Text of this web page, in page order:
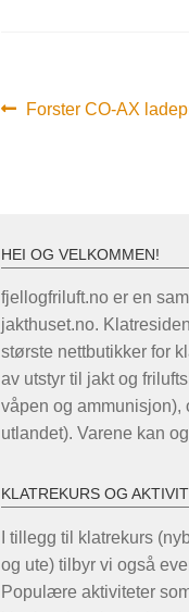
Forrige
Forster CO-AX
HEI OG VELKOMMEN!
fjellogfriluft.no er en
jakthuset.no.
største nettbutikker for
av utstyr til jakt og
våpen og ammunisjon),
utlandet). Varene kan
KLATREKURS OG
I tillegg til klatrekurs
og ute) tilbyr vi også
Populære aktiviteter